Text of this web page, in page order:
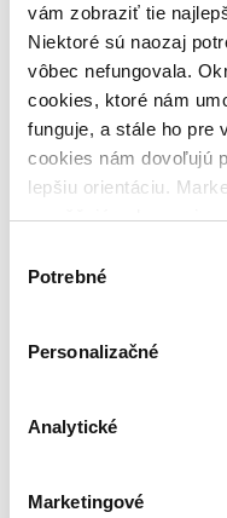
vám zobraziť tie
Niektoré sú naozaj
vôbec nefungovala.
cookies, ktoré nám
funguje, a stále ho pre
cookies nám dovoľujú
lepšiu orientáciu.
umožňujú zobrazenie
keby sme mohli
súhlasu
Potrebné
Personalizačné
Analytické
Marketingové
Zoradiť
Bestsellery
Top hodnotené
Novinky
V pevnej so špirálovou